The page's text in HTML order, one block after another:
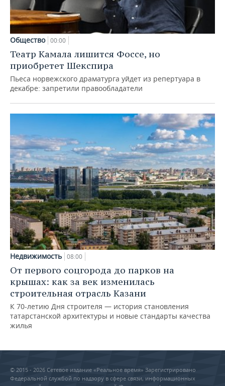
Общество 00:00
Театр Камала лишится Фоссе, но
приобретет Шекспира
Пьеса норвежского драматурга уйдет из репертуара в
декабре: запретили правообладатели
Недвижимость 08:00
От первого соцгорода до парков на
крышах: как за век изменилась
строительная отрасль Казани
К 70-летию Дня строителя — история становления
татарстанской архитектуры и новые стандарты качества
жилья
© 2015 - 2026 Сетевое издание «Реальное время» Зарегистрировано
Федеральной службой по надзору в сфере связи, информационных